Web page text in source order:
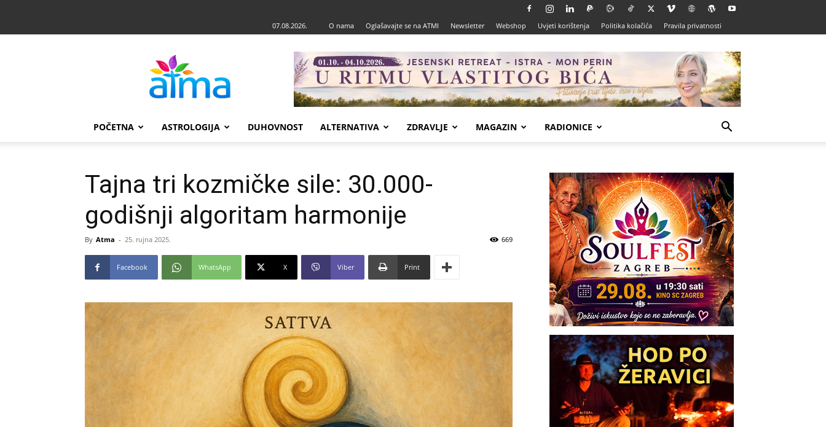
07.08.2026. O nama Oglašavajte se na ATMI Newsletter Webshop Uvjeti korištenja Politika kolačića Pravila privatnosti
POČETNA ASTROLOGIJA DUHOVNOST ALTERNATIVA ZDRAVLJE MAGAZIN RADIONICE
Tajna tri kozmičke sile: 30.000-
godišnji algoritam harmonije
By Atma - 25. rujna 2025. 669
Facebook WhatsApp X Viber Print